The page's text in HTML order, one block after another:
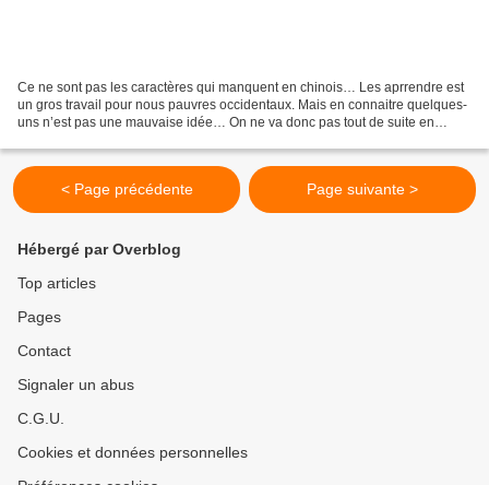
Ce ne sont pas les caractères qui manquent en chinois… Les aprrendre est
un gros travail pour nous pauvres occidentaux. Mais en connaitre quelques-
uns n’est pas une mauvaise idée… On ne va donc pas tout de suite en
< Page précédente Page suivante >
Hébergé par Overblog
Top articles
Pages
Contact
Signaler un abus
C.G.U.
Cookies et données personnelles